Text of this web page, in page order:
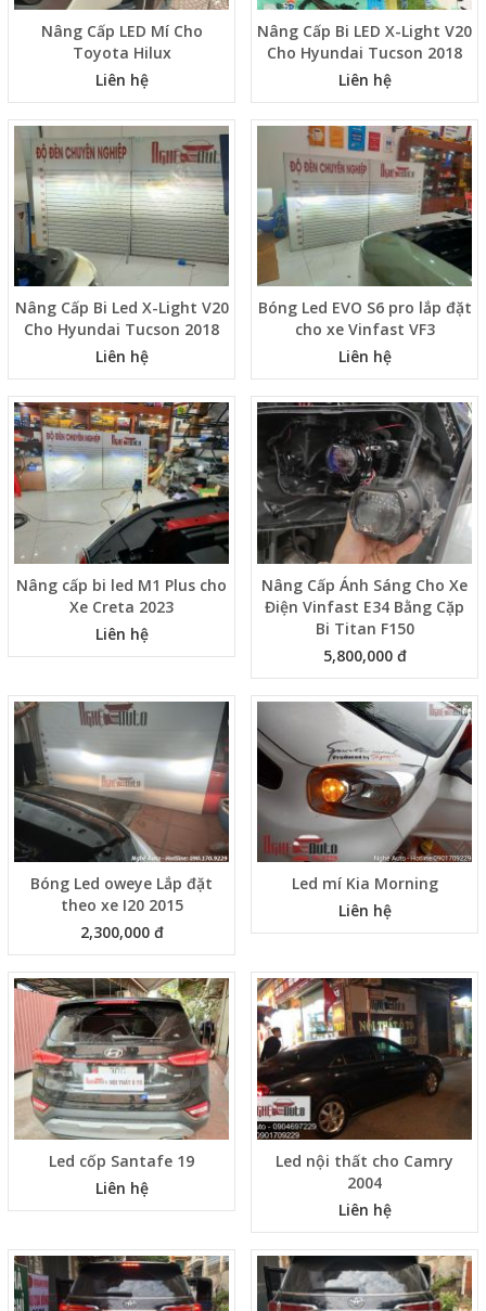
Nâng Cấp LED Mí Cho
Toyota Hilux
Liên hệ
Nâng Cấp Bi LED X-Light V20
Cho Hyundai Tucson 2018
Liên hệ
Nâng Cấp Bi Led X-Light V20
Cho Hyundai Tucson 2018
Liên hệ
Bóng Led EVO S6 pro lắp đặt
cho xe Vinfast VF3
Liên hệ
Nâng cấp bi led M1 Plus cho
Xe Creta 2023
Liên hệ
Nâng Cấp Ánh Sáng Cho Xe
Điện Vinfast E34 Bằng Cặp
Bi Titan F150
5,800,000 đ
Bóng Led oweye Lắp đặt
theo xe I20 2015
2,300,000 đ
Led mí Kia Morning
Liên hệ
Led cốp Santafe 19
Liên hệ
Led nội thất cho Camry
2004
Liên hệ